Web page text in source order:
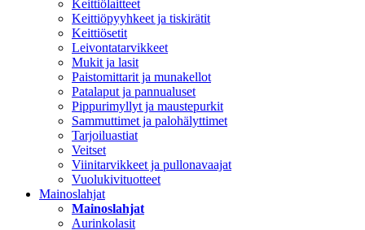
Keittiölaitteet
Keittiöpyyhkeet ja tiskirätit
Keittiösetit
Leivontatarvikkeet
Mukit ja lasit
Paistomittarit ja munakellot
Patalaput ja pannualuset
Pippurimyllyt ja maustepurkit
Sammuttimet ja palohälyttimet
Tarjoiluastiat
Veitset
Viinitarvikkeet ja pullonavaajat
Vuolukivituotteet
Mainoslahjat
Mainoslahjat
Aurinkolasit